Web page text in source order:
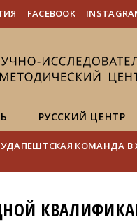
FACEBOOK
РУССКИЙ ЦЕНТР
КОМАНДА